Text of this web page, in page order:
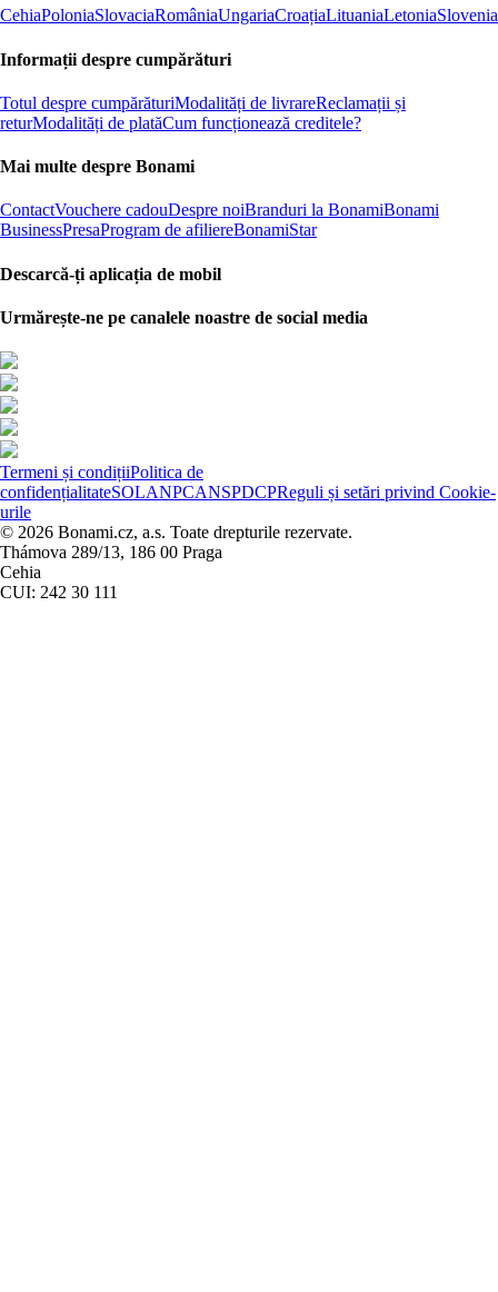
CehiaPoloniaSlovaciaRomâniaUngariaCroațiaLituaniaLetoniaSlovenia
Informații despre cumpărături
Totul despre cumpărăturiModalități de livrareReclamații și
returModalități de platăCum funcționează creditele?
Mai multe despre Bonami
ContactVouchere cadouDespre noiBranduri la BonamiBonami
BusinessPresaProgram de afiliereBonamiStar
Descarcă-ți aplicația de mobil
Urmărește-ne pe canalele noastre de social media
Termeni și condițiiPolitica de
confidențialitateSOLANPCANSPDCPReguli și setări privind Cookie-
urile
© 2026 Bonami.cz, a.s. Toate drepturile rezervate.
Thámova 289/13, 186 00 Praga
Cehia
CUI: 242 30 111